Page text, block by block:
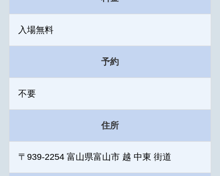
入場無料
予約
不要
住所
〒939-2254 富山県富山市 越 中東 街道